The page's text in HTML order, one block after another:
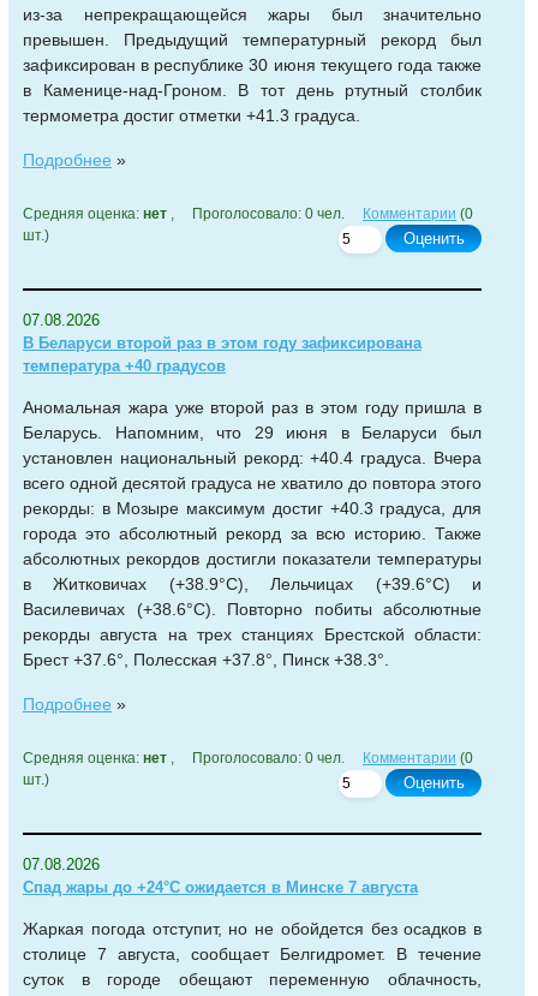
из-за непрекращающейся жары был значительно
превышен. Предыдущий температурный рекорд был
зафиксирован в республике 30 июня текущего года также
в Каменице-над-Гроном. В тот день ртутный столбик
термометра достиг отметки +41.3 градуса.
Подробнее »
Средняя оценка: нет , Проголосовало: 0 чел.
Оценить
Комментарии (0
шт.)
07.08.2026
В Беларуси второй раз в этом году зафиксирована
температура +40 градусов
Аномальная жара уже второй раз в этом году пришла в
Беларусь. Напомним, что 29 июня в Беларуси был
установлен национальный рекорд: +40.4 градуса. Вчера
всего одной десятой градуса не хватило до повтора этого
рекорды: в Мозыре максимум достиг +40.3 градуса, для
города это абсолютный рекорд за всю историю. Также
абсолютных рекордов достигли показатели температуры
в Житковичах (+38.9°С), Лельчицах (+39.6°С) и
Василевичах (+38.6°С). Повторно побиты абсолютные
рекорды августа на трех станциях Брестской области:
Брест +37.6°, Полесская +37.8°, Пинск +38.3°.
Подробнее »
Средняя оценка: нет , Проголосовало: 0 чел.
Оценить
Комментарии (0
шт.)
07.08.2026
Спад жары до +24°С ожидается в Минске 7 августа
Жаркая погода отступит, но не обойдется без осадков в
столице 7 августа, сообщает Белгидромет. В течение
суток в городе обещают переменную облачность,